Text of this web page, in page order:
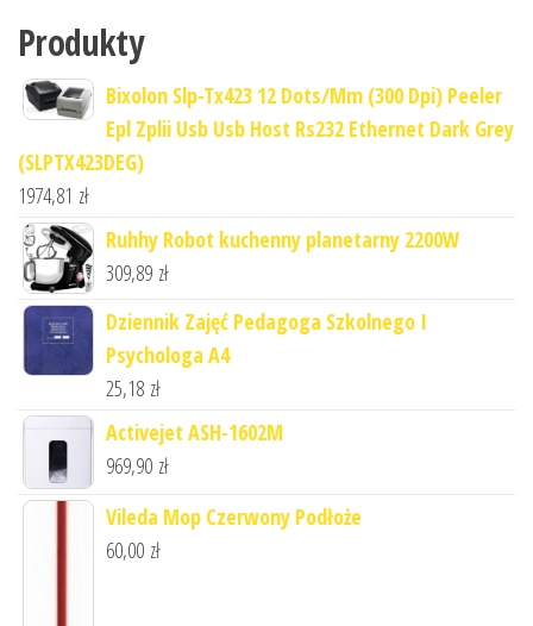
Produkty
Bixolon Slp-Tx423 12 Dots/Mm (300 Dpi) Peeler
Epl Zplii Usb Usb Host Rs232 Ethernet Dark Grey
(SLPTX423DEG)
1974,81 zł
Ruhhy Robot kuchenny planetarny 2200W
309,89 zł
Dziennik Zajęć Pedagoga Szkolnego I
Psychologa A4
25,18 zł
Activejet ASH-1602M
969,90 zł
Vileda Mop Czerwony Podłoże
60,00 zł